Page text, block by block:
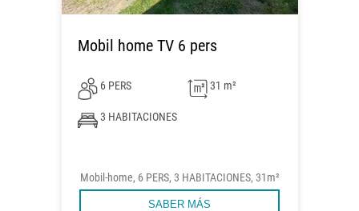
Mobil home TV 6 pers
6 PERS 31 m²
3 HABITACIONES
Mobil-home, 6 PERS, 3 HABITACIONES, 31m²
SABER MÁS